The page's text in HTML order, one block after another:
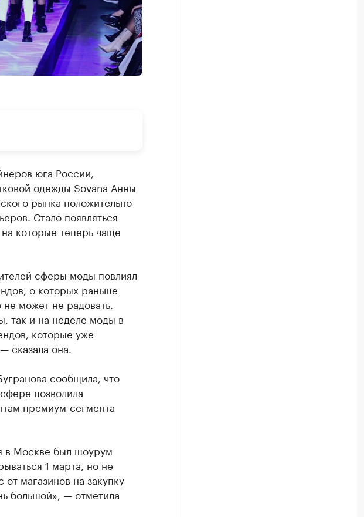
юга России,
одежды Sovana Анны
рынка положительно
Стало появляться
которые теперь чаще
сферы моды повлиял
о которых раньше
может не радовать.
так и на неделе моды в
которые уже
сказала она.
сообщила, что
позволила
премиум-сегмента
в Москве был шоурум
1 марта, но не
магазинов на закупку
большой», — отметила